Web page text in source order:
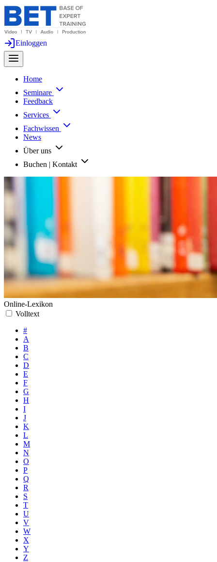
Einloggen
Home
Seminare
Feedback
Services
Fachwissen
News
Über uns
Buchen | Kontakt
Online-Lexikon
Volltext
#
A
B
C
D
E
F
G
H
I
J
K
L
M
N
O
P
Q
R
S
T
U
V
W
X
Y
Z